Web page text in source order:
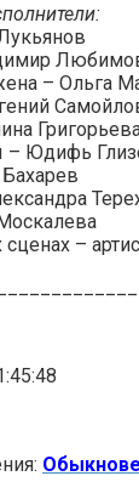
– Ольга
– Юдифь
–